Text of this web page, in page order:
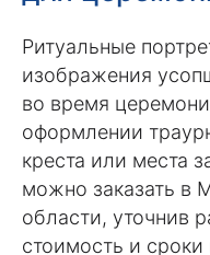
Ритуальные
изображения
во время
оформлении
креста или места
можно заказать в
области, уточнив
стоимость и сроки